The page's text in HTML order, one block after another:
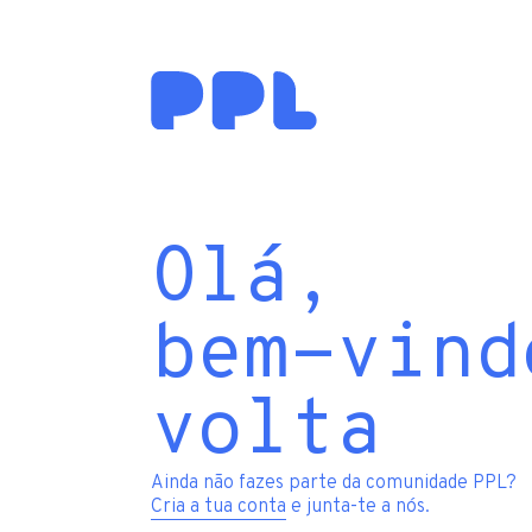
Olá,
bem-
volta
Ainda não fazes parte da comunidade PPL?
Cria a tua conta e junta-te a nós.